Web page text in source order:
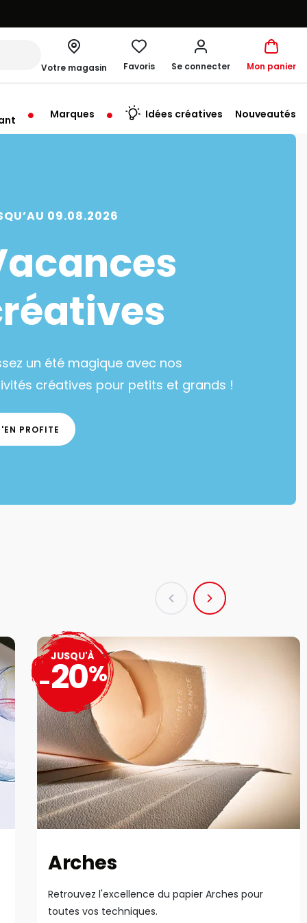
Votre magasin
à 10:00
Favoris Se connecter Mon panier
Marques Idées créatives Nouveautés
09.08.2026
un été magique avec nos
créatives pour petits et grands !
PROFITE
Arches
Retrouvez l'excellence du papier Arches pour
toutes vos techniques.
JUSQU'À
-20%